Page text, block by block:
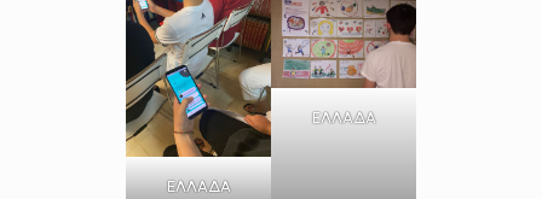
ΕΛΛΑΔΑ
ΕΛΛΑΔΑ